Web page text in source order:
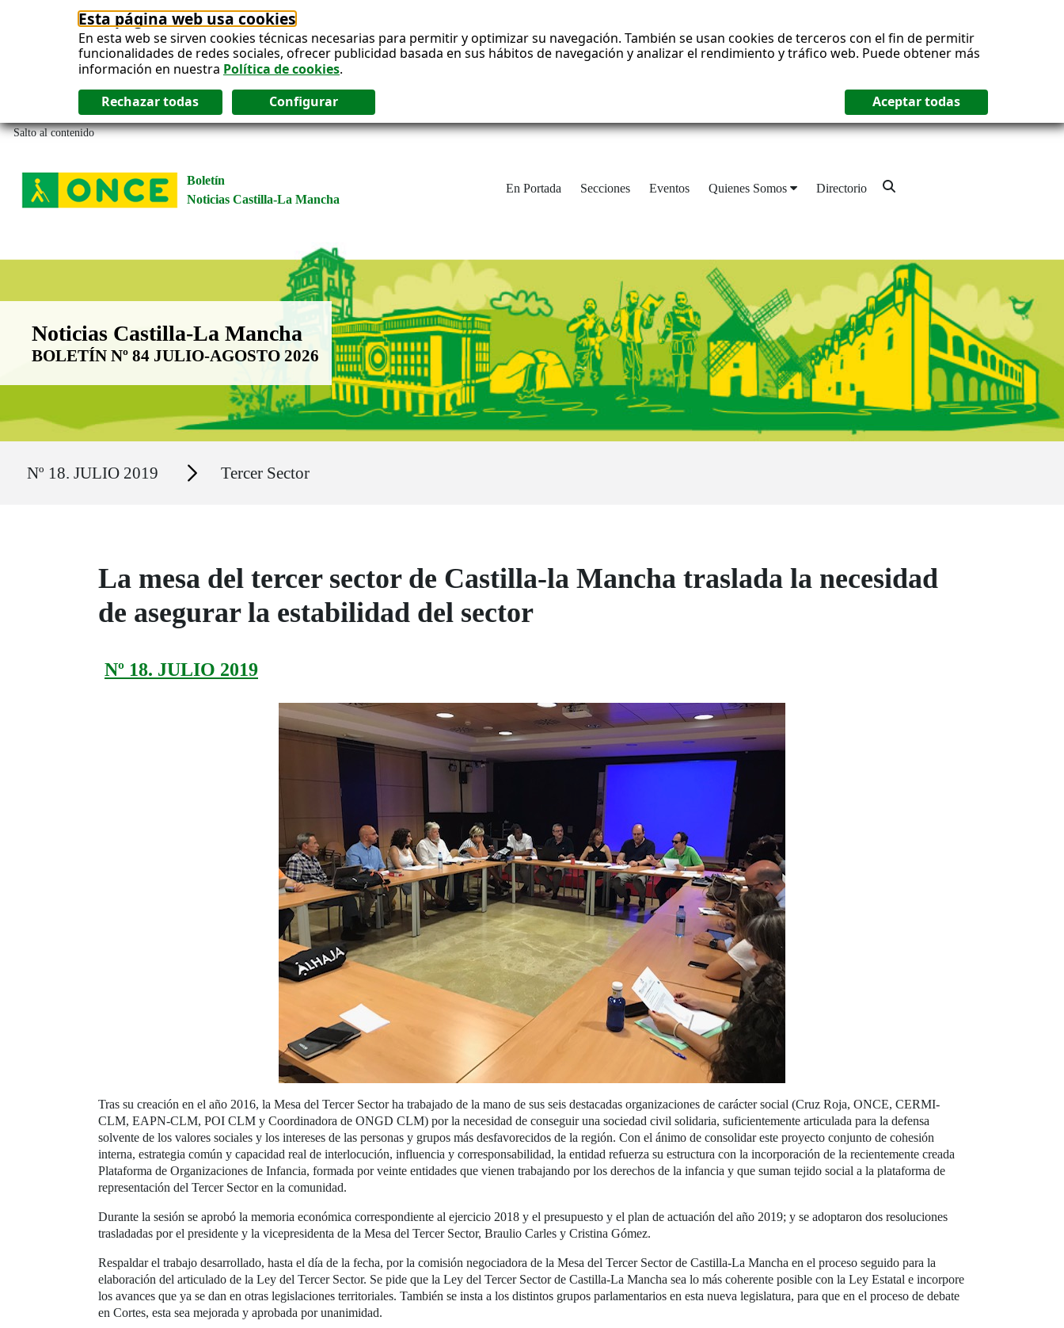
Esta página web usa cookies
En esta web se sirven cookies técnicas necesarias para permitir y optimizar su navegación. También se usan cookies de terceros con el fin de permitir
funcionalidades de redes sociales, ofrecer publicidad basada en sus hábitos de navegación y analizar el rendimiento y tráfico web. Puede obtener más
información en nuestra Política de cookies.
Salto al contenido
Boletín
Noticias Castilla-La Mancha
En Portada Secciones Eventos Quienes Somos Directorio
Boletín Noticias Castilla-La Mancha
Noticias Castilla-La Mancha
BOLETÍN Nº 84 JULIO-AGOSTO 2026
Nº 18. JULIO 2019 Secciones Tercer Sector
La mesa del tercer sector de Castilla-la Mancha traslada la necesidad
de asegurar la estabilidad del sector
Nº 18. JULIO 2019
Tras su creación en el año 2016, la Mesa del Tercer Sector ha trabajado de la mano de sus seis destacadas organizaciones de carácter social (Cruz Roja, ONCE, CERMI-
CLM, EAPN-CLM, POI CLM y Coordinadora de ONGD CLM) por la necesidad de conseguir una sociedad civil solidaria, suficientemente articulada para la defensa
solvente de los valores sociales y los intereses de las personas y grupos más desfavorecidos de la región. Con el ánimo de consolidar este proyecto conjunto de cohesión
interna, estrategia común y capacidad real de interlocución, influencia y corresponsabilidad, la entidad refuerza su estructura con la incorporación de la recientemente creada
Plataforma de Organizaciones de Infancia, formada por veinte entidades que vienen trabajando por los derechos de la infancia y que suman tejido social a la plataforma de
representación del Tercer Sector en la comunidad.
Durante la sesión se aprobó la memoria económica correspondiente al ejercicio 2018 y el presupuesto y el plan de actuación del año 2019; y se adoptaron dos resoluciones
trasladadas por el presidente y la vicepresidenta de la Mesa del Tercer Sector, Braulio Carles y Cristina Gómez.
Respaldar el trabajo desarrollado, hasta el día de la fecha, por la comisión negociadora de la Mesa del Tercer Sector de Castilla-La Mancha en el proceso seguido para la
elaboración del articulado de la Ley del Tercer Sector. Se pide que la Ley del Tercer Sector de Castilla-La Mancha sea lo más coherente posible con la Ley Estatal e incorpore
los avances que ya se dan en otras legislaciones territoriales. También se insta a los distintos grupos parlamentarios en esta nueva legislatura, para que en el proceso de debate
en Cortes, esta sea mejorada y aprobada por unanimidad.